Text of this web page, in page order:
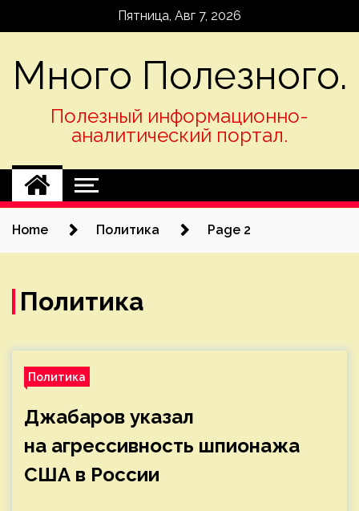
Пятница, Авг 7, 2026
Много Полезного.
Полезный информационно-
аналитический портал.
Home Политика Page 2
Политика
Политика
Джабаров указал
на агрессивность шпионажа
США в России